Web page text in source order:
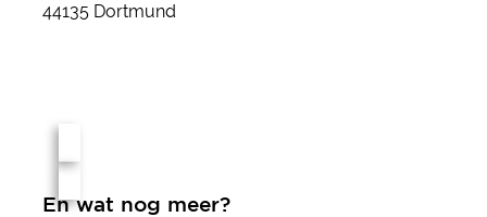
44135 Dortmund
En wat nog meer?